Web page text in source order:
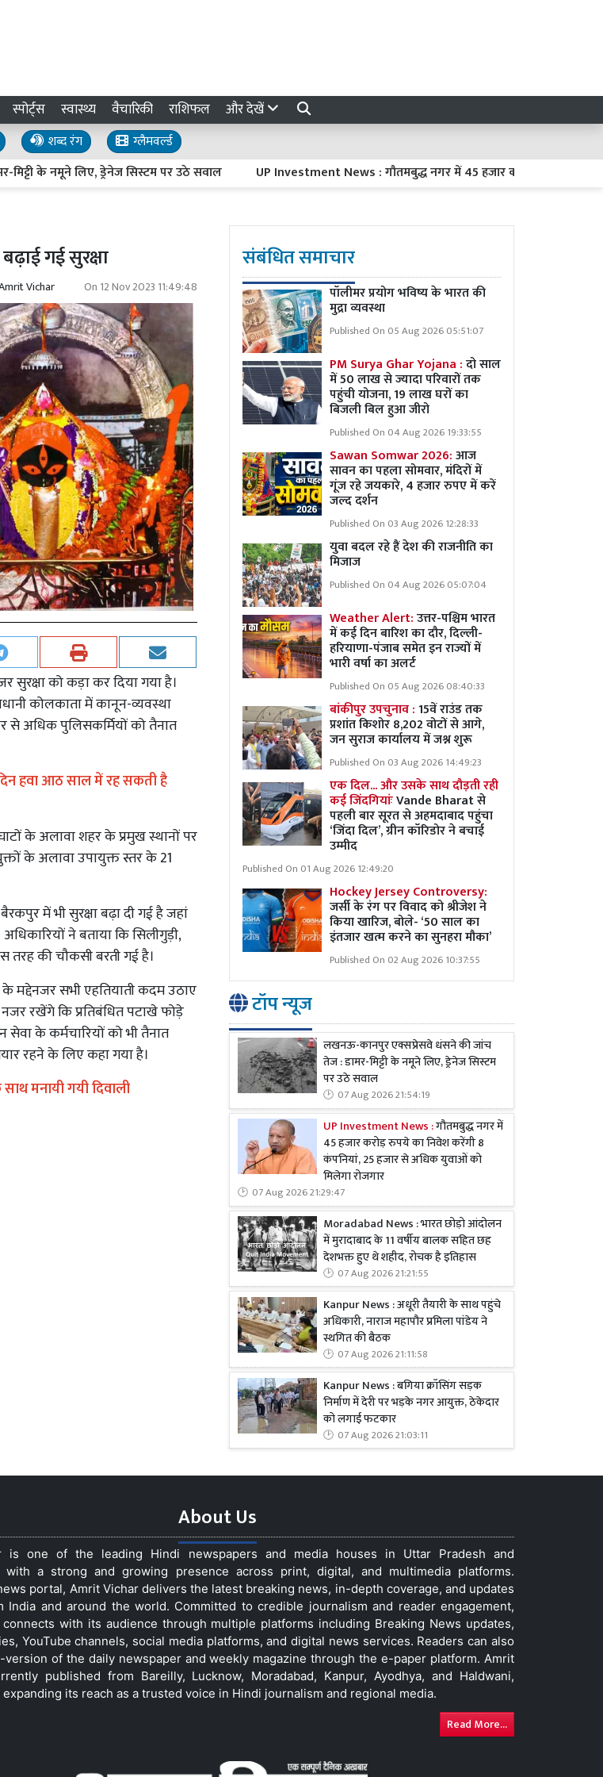
स्पोर्ट्स स्वास्थ्य वैचारिकी राशिफल और देखें
शब्द रंग
ग्लैमवर्ल्ड
नमूने लिए, ड्रेनेज सिस्टम पर उठे सवाल UP Investment News : गौतमबुद्ध नगर में 45 हजार करोड़ रुपये का निवेश
गई सुरक्षा
Vichar On 12 Nov 2023 11:49:48
सुरक्षा को कड़ा कर दिया गया है।
कोलकाता में कानून-व्यवस्था
से अधिक पुलिसकर्मियों को तैनात
हवा आठ साल में रह सकती है
के अलावा शहर के प्रमुख स्थानों पर
के अलावा उपायुक्त स्तर के 21
में भी सुरक्षा बढ़ा दी गई है जहां
ने बताया कि सिलीगुड़ी,
की चौकसी बरती गई है।
मद्देनजर सभी एहतियाती कदम उठाए
रखेंगे कि प्रतिबंधित पटाखे फोड़े
सेवा के कर्मचारियों को भी तैनात
रहने के लिए कहा गया है।
मनायी गयी दिवाली
संबंधित समाचार
पॉलीमर प्रयोग भविष्य के भारत की
मुद्रा व्यवस्था
Published On 05 Aug 2026 05:51:07
PM Surya Ghar Yojana :दो साल
में 50 लाख से ज्यादा परिवारों तक
पहुंची योजना, 19 लाख घरों का
बिजली बिल हुआ जीरो
Published On 04 Aug 2026 19:33:55
Sawan Somwar 2026:आज
सावन का पहला सोमवार, मंदिरों में
गूंज रहे जयकारे, 4 हजार रुपए में करें
जल्द दर्शन
Published On 03 Aug 2026 12:28:33
युवा बदल रहे हैं देश की राजनीति का
मिजाज
Published On 04 Aug 2026 05:07:04
Weather Alert:उत्तर-पश्चिम भारत
में कई दिन बारिश का दौर, दिल्ली-
हरियाणा-पंजाब समेत इन राज्यों में
भारी वर्षा का अलर्ट
Published On 05 Aug 2026 08:40:33
बांकीपुर उपचुनाव :15वें राउंड तक
प्रशांत किशोर 8,202 वोटों से आगे,
जन सुराज कार्यालय में जश्न शुरू
Published On 03 Aug 2026 14:49:23
एक दिल... और उसके साथ दौड़ती रही
कई जिंदगियांःVande Bharat से
पहली बार सूरत से अहमदाबाद पहुंचा
‘जिंदा दिल’, ग्रीन कॉरिडोर ने बचाई
उम्मीद
Published On 01 Aug 2026 12:49:20
Hockey Jersey Controversy:
जर्सी के रंग पर विवाद को श्रीजेश ने
किया खारिज, बोले- ‘50 साल का
इंतजार खत्म करने का सुनहरा मौका’
Published On 02 Aug 2026 10:37:55
टॉप न्यूज
लखनऊ-कानपुर एक्सप्रेसवे धंसने की जांच
तेज : डामर-मिट्टी के नमूने लिए, ड्रेनेज सिस्टम
पर उठे सवाल
07 Aug 2026 21:54:19
UP Investment News :गौतमबुद्ध नगर में
45 हजार करोड़ रुपये का निवेश करेंगी 8
कंपनियां, 25 हजार से अधिक युवाओं को
मिलेगा रोजगार
07 Aug 2026 21:29:47
Moradabad News : भारत छोड़ो आंदोलन
में मुरादाबाद के 11 वर्षीय बालक सहित छह
देशभक्त हुए थे शहीद, रोचक है इतिहास
07 Aug 2026 21:21:55
Kanpur News : अधूरी तैयारी के साथ पहुंचे
अधिकारी, नाराज महापौर प्रमिला पांडेय ने
स्थगित की बैठक
07 Aug 2026 21:11:58
Kanpur News : बगिया क्रॉसिंग सड़क
निर्माण में देरी पर भड़के नगर आयुक्त, ठेकेदार
को लगाई फटकार
07 Aug 2026 21:03:11
About Us
is one of the leading Hindi newspapers and media houses in Uttar Pradesh and
with a strong and growing presence across print, digital, and multimedia platforms.
portal, Amrit Vichar delivers the latest breaking news, in-depth coverage, and updates
India and around the world. Committed to credible journalism and reader engagement,
with its audience through multiple platforms including Breaking News updates,
YouTube channels, social media platforms, and digital news services. Readers can also
version of the daily newspaper and weekly magazine through the e-paper platform. Amrit
published from Bareilly, Lucknow, Moradabad, Kanpur, Ayodhya, and Haldwani,
its reach as a trusted voice in Hindi journalism and regional media.
Read More...